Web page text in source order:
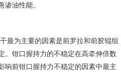
渗油性能。
最为主要的因素是前罗拉和前胶辊组
。钳口握持力的不稳定在高牵伸倍数
响前钳口握持力不稳定的因素中最主